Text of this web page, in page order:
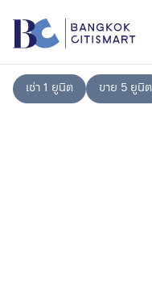
เช่า 1 ยูนิต ขาย 5 ยูนิต